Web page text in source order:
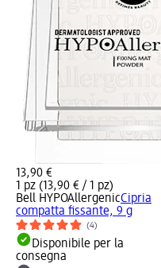
13,90 €
1 pz (13,90 € / 1 pz)
Bell HYPOAllergenicCipria
compatta fissante, 9 g
(4)
Disponibile per la
consegna